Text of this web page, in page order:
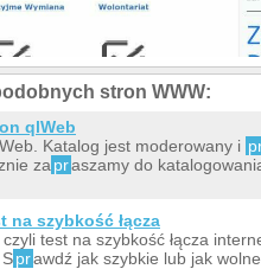
stron WWW:
qlWeb
Katalog jest moderowany i
za praszamy do
na szybkość łącza
test na szybkość łącza
prawdź jak szybkie lub jak